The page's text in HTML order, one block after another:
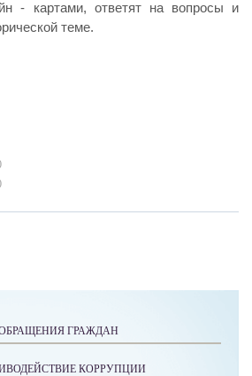
- картами, ответят на вопросы и
теме.
ГРАЖДАН
КОРРУПЦИИ